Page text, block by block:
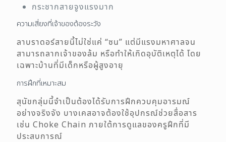
กระชากสายจูงแรงมาก
ความเสี่ยงที่เจ้าของต้องระวัง
ลาบราดอร์สายนี้ไม่ใช่แค่ “ซน” แต่มีแรงมหาศาลจน
สามารถลากเจ้าของล้ม หรือทำให้เกิดอุบัติเหตุได้ โดย
เฉพาะบ้านที่มีเด็กหรือผู้สูงอายุ
การฝึกที่เหมาะสม
สุนัขกลุ่มนี้จำเป็นต้องได้รับการฝึกควบคุมอารมณ์
อย่างจริงจัง บางเคสอาจต้องใช้อุปกรณ์ช่วยสื่อสาร
เช่น Choke Chain ภายใต้การดูแลของครูฝึกที่มี
ประสบการณ์